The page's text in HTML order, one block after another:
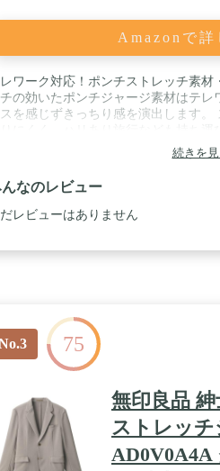
Amazonで詳
ワーク対応！ポンチストレッチ素材
の効いたポンチジャージ素材はテレ
を感じずきっちり感を演出します。
も洗う事ができてお手入れも簡単で
材】綿15％・ポリエステル85％ / 【
両脇パッチポケット / 【パンツ仕
ープあり（インナーループでウエス
続きを
なのレビュー
レビューはありません
75
無印良品
ストレッ